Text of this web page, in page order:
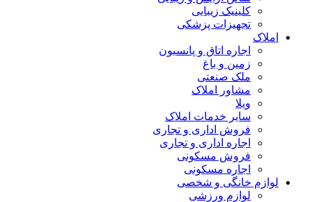
کلینیک زیبایی
تجهیزات پزشکی
املاک
اجاره اتاق و پانسیون
زمین و باغ
ملک صنعتی
مشاور املاک
ویلا
سایر خدمات املاک
فروش اداری و تجاری
اجاره اداری و تجاری
فروش مسکونی
اجاره مسکونی
لوازم خانگی و شخصی
لوازم ورزشی